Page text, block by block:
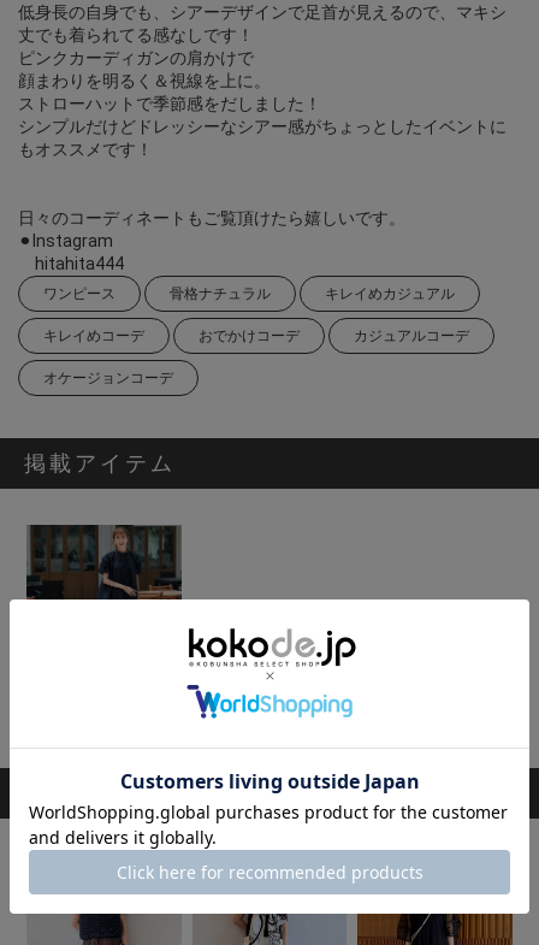
低身長の自身でも、シアーデザインで足首が見えるので、マキシ
丈でも着られてる感なしです！
ピンクカーディガンの肩かけで
顔まわりを明るく＆視線を上に。
ストローハットで季節感をだしました！
シンプルだけどドレッシーなシアー感がちょっとしたイベントに
もオススメです！
日々のコーディネートもご覧頂けたら嬉しいです。
⚫︎Instagram
hitahita444
ワンピース 骨格ナチュラル キレイめカジュアル
キレイめコーデ おでかけコーデ カジュアルコーデ
オケージョンコーデ
掲載アイテム
スタッフのその他のコーディネート